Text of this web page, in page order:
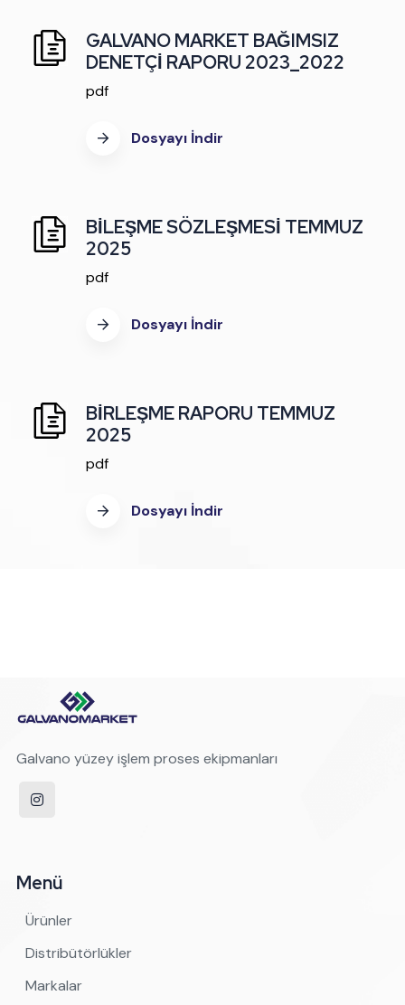
GALVANO MARKET BAĞIMSIZ
DENETÇİ RAPORU 2023_2022
pdf
Dosyayı İndir
BİLEŞME SÖZLEŞMESİ TEMMUZ
2025
pdf
Dosyayı İndir
BİRLEŞME RAPORU TEMMUZ
2025
pdf
Dosyayı İndir
Galvano yüzey işlem proses ekipmanları
Menü
Ürünler
Distribütörlükler
Markalar